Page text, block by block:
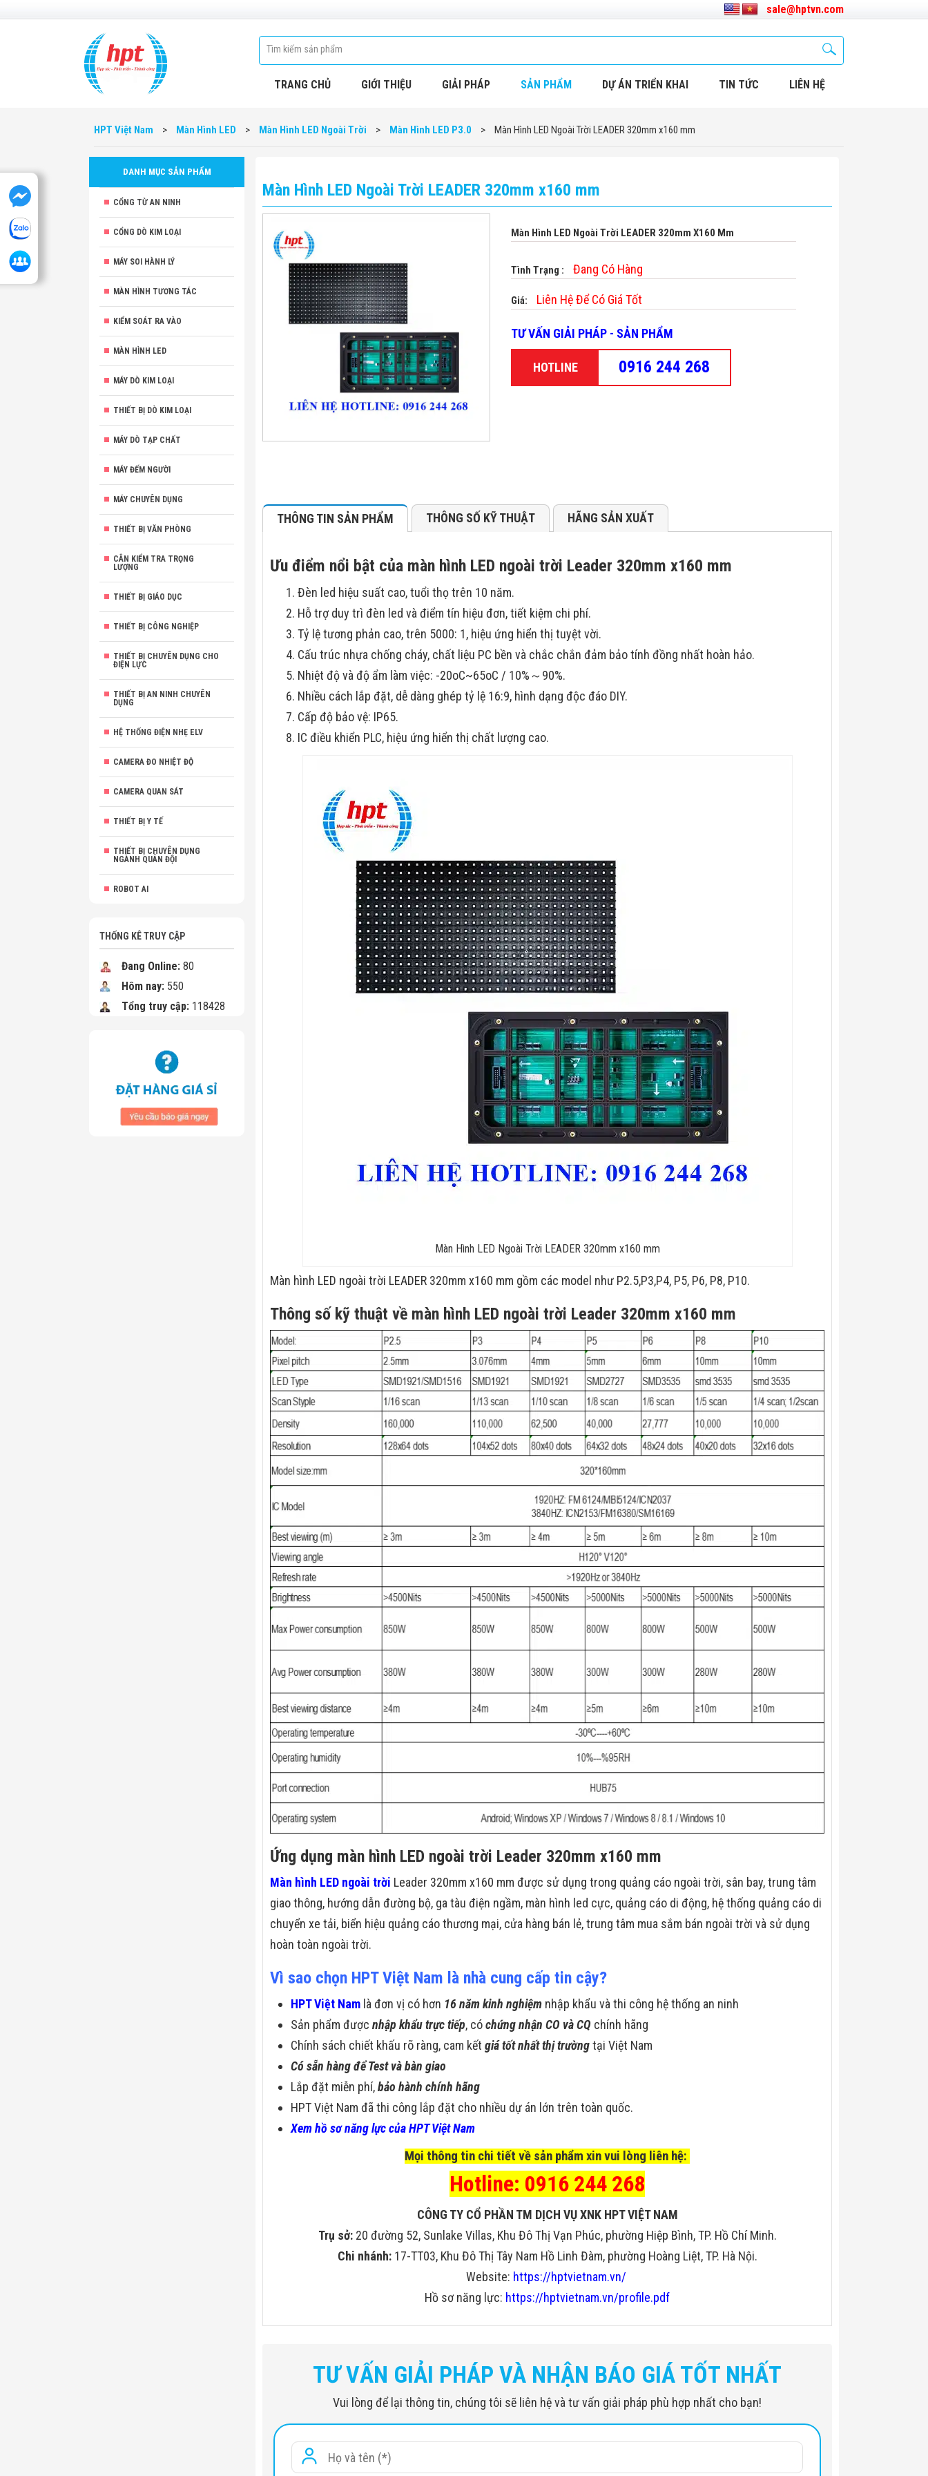
sale@hptvn.com
TRANG CHỦ GIỚI THIỆU GIẢI PHÁP SẢN PHẨM DỰ ÁN TRIỂN KHAI TIN TỨC LIÊN HỆ
HPT Việt Nam > Màn Hình LED > Màn Hình LED Ngoài Trời > Màn Hình LED P3.0 > Màn Hình LED Ngoài Trời LEADER 320mm x160 mm
DANH MỤC SẢN PHẨM
CỔNG TỪ AN NINH
CỔNG DÒ KIM LOẠI
MÁY SOI HÀNH LÝ
MÀN HÌNH TƯƠNG TÁC
KIỂM SOÁT RA VÀO
MÀN HÌNH LED
MÁY DÒ KIM LOẠI
THIẾT BỊ DÒ KIM LOẠI
MÁY DÒ TẠP CHẤT
MÁY ĐẾM NGƯỜI
MÁY CHUYÊN DỤNG
THIẾT BỊ VĂN PHÒNG
CÂN KIỂM TRA TRỌNG
LƯỢNG
THIẾT BỊ GIÁO DỤC
THIẾT BỊ CÔNG NGHIỆP
THIẾT BỊ CHUYÊN DỤNG CHO
ĐIỆN LỰC
THIẾT BỊ AN NINH CHUYÊN
DỤNG
HỆ THỐNG ĐIỆN NHẸ ELV
CAMERA ĐO NHIỆT ĐỘ
CAMERA QUAN SÁT
THIẾT BỊ Y TẾ
THIẾT BỊ CHUYÊN DỤNG
NGÀNH QUÂN ĐỘI
ROBOT AI
THỐNG KÊ TRUY CẬP
Đang Online: 80
Hôm nay: 550
Tổng truy cập: 118428
Màn Hình LED Ngoài Trời LEADER 320mm x160 mm
Màn Hình LED Ngoài Trời LEADER 320mm X160 Mm
Tình Trạng : Đang Có Hàng
Giá: Liên Hệ Để Có Giá Tốt
TƯ VẤN GIẢI PHÁP - SẢN PHẨM
HOTLINE 0916 244 268
THÔNG TIN SẢN PHẨM THÔNG SỐ KỸ THUẬT HÃNG SẢN XUẤT
Ưu điểm nổi bật của màn hình LED ngoài trời Leader 320mm x160 mm
Đèn led hiệu suất cao, tuổi thọ trên 10 năm.
Hỗ trợ duy trì đèn led và điểm tín hiệu đơn, tiết kiệm chi phí.
Tỷ lệ tương phản cao, trên 5000: 1, hiệu ứng hiển thị tuyệt vời.
Cấu trúc nhựa chống cháy, chất liệu PC bền và chắc chắn đảm bảo tính đồng nhất hoàn hảo.
Nhiệt độ và độ ẩm làm việc: -20oC~65oC / 10%～90%.
Nhiều cách lắp đặt, dễ dàng ghép tỷ lệ 16:9, hình dạng độc đáo DIY.
Cấp độ bảo vệ: IP65.
IC điều khiển PLC, hiệu ứng hiển thị chất lượng cao.
Màn Hình LED Ngoài Trời LEADER 320mm x160 mm
Màn hình LED ngoài trời LEADER 320mm x160 mm gồm các model như P2.5,P3,P4, P5, P6, P8, P10.
Thông số kỹ thuật về màn hình LED ngoài trời Leader 320mm x160 mm
Ứng dụng màn hình LED ngoài trời Leader 320mm x160 mm
Màn hình LED ngoài trời Leader 320mm x160 mm được sử dụng trong quảng cáo ngoài trời, sân bay, trung tâm
giao thông, hướng dẫn đường bộ, ga tàu điện ngầm, màn hình led cực, quảng cáo di động, hệ thống quảng cáo di
chuyển xe tải, biển hiệu quảng cáo thương mại, cửa hàng bán lẻ, trung tâm mua sắm bán ngoài trời và sử dụng
hoàn toàn ngoài trời.
Vì sao chọn HPT Việt Nam là nhà cung cấp tin cậy?
HPT Việt Nam là đơn vị có hơn 16 năm kinh nghiệm nhập khẩu và thi công hệ thống an ninh
Sản phẩm được nhập khẩu trực tiếp, cóchứng nhận CO và CQ chính hãng
Chính sách chiết khấu rõ ràng, cam kết giá tốt nhất thị trườngtại Việt Nam
Có sẵn hàng để Test và bàn giao
Lắp đặt miễn phí,bảo hành chính hãng
HPT Việt Nam đã thi công lắp đặt cho nhiều dự án lớn trên toàn quốc.
Xem hồ sơ năng lực của HPT Việt Nam
Mọi thông tin chi tiết về sản phẩm xin vui lòng liên hệ:
Hotline: 0916 244 268
CÔNG TY CỔ PHẦN TM DỊCH VỤ XNK HPT VIỆT NAM
Trụ sở: 20 đường 52, Sunlake Villas, Khu Đô Thị Vạn Phúc, phường Hiệp Bình, TP. Hồ Chí Minh.
Chi nhánh:17-TT03, Khu Đô Thị Tây Nam Hồ Linh Đàm, phường Hoàng Liệt, TP. Hà Nội.
Website: https://hptvietnam.vn/
Hồ sơ năng lực: https://hptvietnam.vn/profile.pdf
TƯ VẤN GIẢI PHÁP VÀ NHẬN BÁO GIÁ TỐT NHẤT
Vui lòng để lại thông tin, chúng tôi sẽ liên hệ và tư vấn giải pháp phù hợp nhất cho bạn!